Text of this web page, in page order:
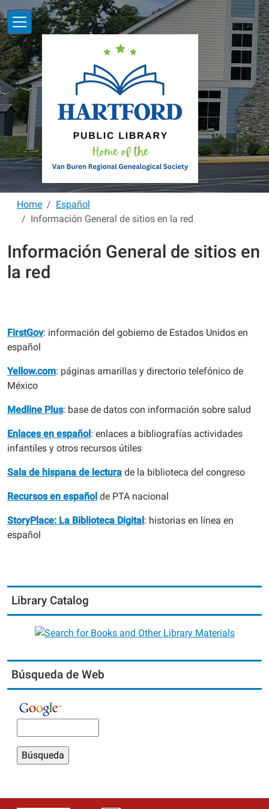
Skip to main content
Home
Español
Información General de sitios en la red
Información General de sitios en
la red
FirstGov: información del gobierno de Estados Unidos en
español
Yellow.com: páginas amarillas y directorio telefónico de
México
Medline Plus: base de datos con información sobre salud
Enlaces en español: enlaces a bibliografías actividades
infantiles y otros recursos útiles
Sala de hispana de lectura de la biblioteca del congreso
Recursos en español de PTA nacional
StoryPlace: La Biblioteca Digital: historias en línea en
español
Library Catalog
Búsqueda de Web